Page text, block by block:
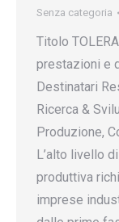
Senza categoria
Titolo
prestazioni e
Destinatari
Ricerca &
Produzione,
L’alto livello
produttiva
imprese